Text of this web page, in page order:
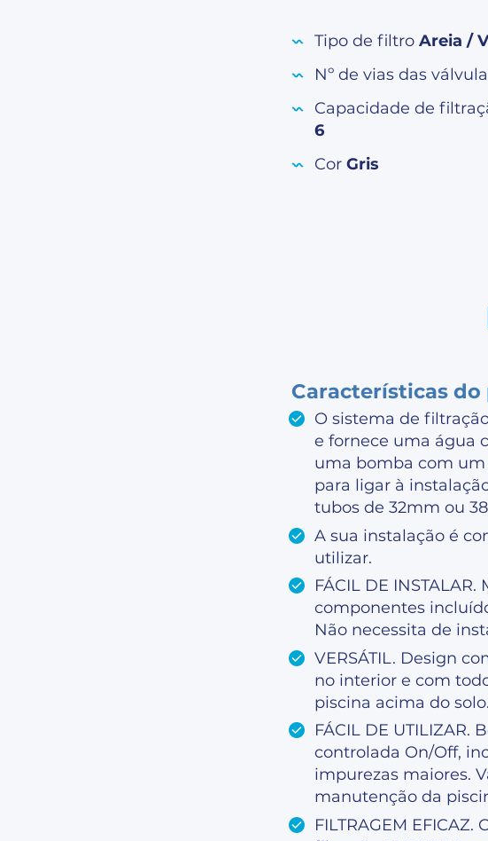
Tipo de filtro Areia /
Nº de vias das
Capacidade de
6
Cor Gris
Características
O sistema de
e fornece uma água
uma bomba com um
para ligar à
tubos de 32mm ou
A sua instalação é
utilizar.
FÁCIL DE
componentes
Não necessita de
VERSÁTIL. Design
no interior e com
piscina acima do solo.
FÁCIL DE
controlada On/Off,
impurezas maiores.
manutenção da
FILTRAGEM